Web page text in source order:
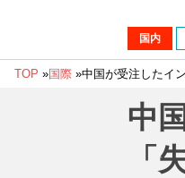
国内
TOP »国際 »中国が受注したイ
中
「